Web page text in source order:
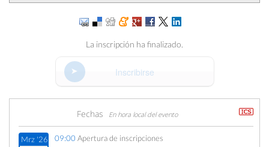
La inscripción ha finalizado.
Inscribirse
Fechas En hora local del evento
Mrz '26
09:00 Apertura de inscripciones